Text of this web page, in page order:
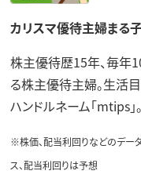
カリスマ優待主婦まる
株主優待歴15年、毎年
る株主優待主婦。生活
ハンドルネーム「mtips」。
※株価、配当利回りなどのデー
ス、配当利回りは予想